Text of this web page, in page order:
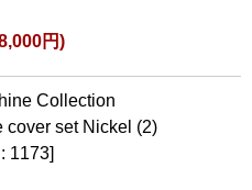
円)
Collection
cover set Nickel (2)
1173]